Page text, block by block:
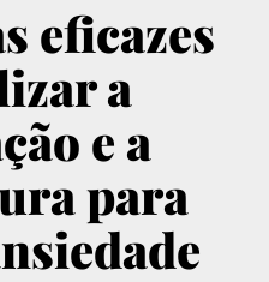
eficazes
a
e a
para